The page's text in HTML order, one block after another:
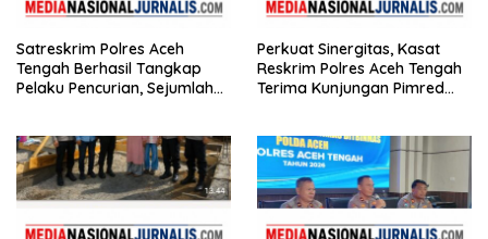
Satreskrim Polres Aceh
Tengah Berhasil Tangkap
Pelaku Pencurian, Sejumlah
Perkuat Sinergitas, Kasat
Reskrim Polres Aceh Tengah
Terima Kunjungan Pimred